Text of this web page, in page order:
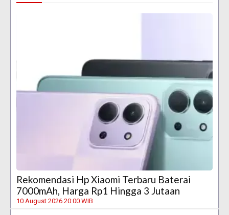
Rekomendasi Hp Xiaomi Terbaru Baterai
7000mAh, Harga Rp1 Hingga 3 Jutaan
10 August 2026 20:00 WIB